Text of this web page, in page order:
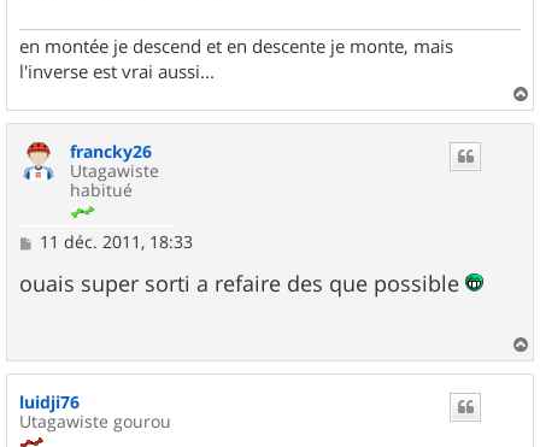
en montée je descend et en descente je monte, mais
l'inverse est vrai aussi...
a
francky26
Utagawiste
habitué
M
s
s
e
11 déc. 2011, 18:33
ouais super sorti a refaire des que possible
a
luidji76
Utagawiste gourou